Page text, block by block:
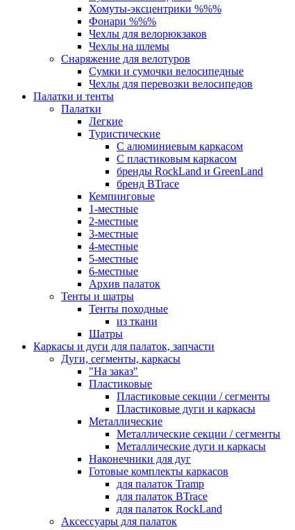
Хомуты-эксцентрики %%%
Фонари %%%
Чехлы для велорюкзаков
Чехлы на шлемы
Снаряжение для велотуров
Сумки и сумочки велосипедные
Чехлы для перевозки велосипедов
Палатки и тенты
Палатки
Легкие
Туристические
С алюминиевым каркасом
С пластиковым каркасом
бренды RockLand и GreenLand
бренд BTrace
Кемпинговые
1-местные
2-местные
3-местные
4-местные
5-местные
6-местные
Архив палаток
Тенты и шатры
Тенты походные
из ткани
Шатры
Каркасы и дуги для палаток, запчасти
Дуги, сегменты, каркасы
"На заказ"
Пластиковые
Пластиковые секции / сегменты
Пластиковые дуги и каркасы
Металлические
Металлические секции / сегменты
Металлические дуги и каркасы
Наконечники для дуг
Готовые комплекты каркасов
для палаток Tramp
для палаток BTrace
для палаток RockLand
Аксессуары для палаток